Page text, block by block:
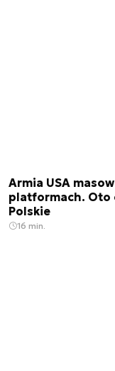
Armia USA
platformach. Oto
Polskie
16 min.